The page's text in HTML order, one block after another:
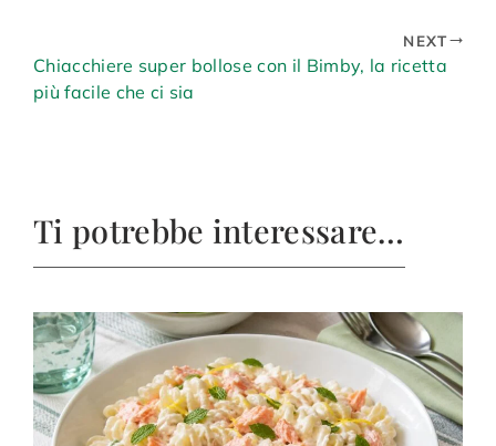
NEXT
Chiacchiere super bollose con il Bimby, la ricetta
più facile che ci sia
Ti potrebbe interessare…